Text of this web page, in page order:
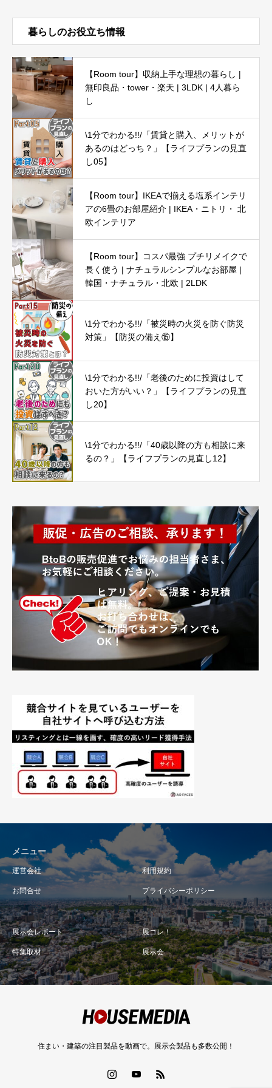
暮らしのお役立ち情報
【Room tour】収納上手な理想の暮らし |
無印良品・tower・楽天 | 3LDK | 4人暮ら
し
\1分でわかる!!/「賃貸と購入、メリットが
あるのはどっち？」【ライフプランの見直
し05】
【Room tour】IKEAで揃える塩系インテリ
アの6畳のお部屋紹介 | IKEA・ニトリ・ 北
欧インテリア
【Room tour】コスパ最強 プチリメイクで
長く使う | ナチュラルシンプルなお部屋 |
韓国・ナチュラル・北欧 | 2LDK
\1分でわかる!!/「被災時の火災を防ぐ防災
対策」【防災の備え⑮】
\1分でわかる!!/「老後のために投資はして
おいた方がいい？」【ライフプランの見直
し20】
\1分でわかる!!/「40歳以降の方も相談に来
るの？」【ライフプランの見直し12】
メニュー
運営会社 利用規約
お問合せ プライバシーポリシー
展示会レポート 展コレ！
特集取材 展示会
住まい・建築の注目製品を動画で。展示会製品も多数公開！